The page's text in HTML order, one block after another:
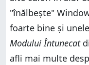
"înălbește"
foarte bine și
Modului Întunecat
afli mai multe